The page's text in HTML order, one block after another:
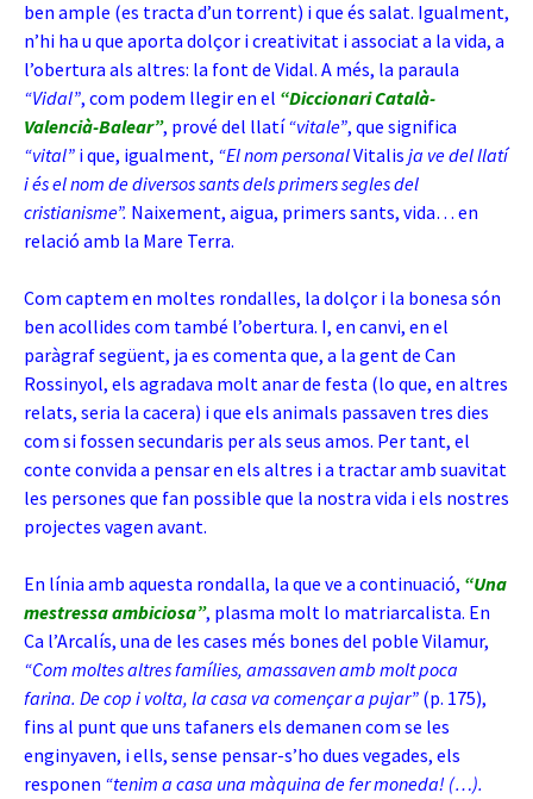
ben ample (es tracta d’un torrent) i que és salat. Igualment,
n’hi ha u que aporta dolçor i creativitat i associat a la vida, a
l’obertura als altres: la font de Vidal. A més, la paraula
“Vidal”, com podem llegir en el “Diccionari Català-
Valencià-Balear”, prové del llatí“vitale”, que significa
“vital” i que, igualment, “El nom personalVitalis ja ve del llatí
i és el nom de diversos sants dels primers segles del
cristianisme”. Naixement, aigua, primers sants, vida… en
relació amb la Mare Terra.
Com captem en moltes rondalles, la dolçor i la bonesa són
ben acollides com també l’obertura. I, en canvi, en el
paràgraf següent, ja es comenta que, a la gent de Can
Rossinyol, els agradava molt anar de festa (lo que, en altres
relats, seria la cacera) i que els animals passaven tres dies
com si fossen secundaris per als seus amos. Per tant, el
conte convida a pensar en els altres i a tractar amb suavitat
les persones que fan possible que la nostra vida i els nostres
projectes vagen avant.
En línia amb aquesta rondalla, la que ve a continuació, “Una
mestressa ambiciosa”, plasma molt lo matriarcalista. En
Ca l’Arcalís, una de les cases més bones del poble Vilamur,
“Com moltes altres famílies, amassaven amb molt poca
farina. De cop i volta, la casa va començar a pujar” (p. 175),
fins al punt que uns tafaners els demanen com se les
enginyaven, i ells, sense pensar-s’ho dues vegades, els
responen “tenim a casa una màquina de fer moneda! (…).